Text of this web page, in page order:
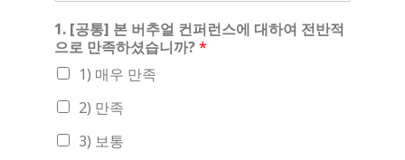
1. [공통] 본 버추얼 컨퍼런스에 대하여 전반적
으로 만족하셨습니까?*
1) 매우 만족
2) 만족
3) 보통